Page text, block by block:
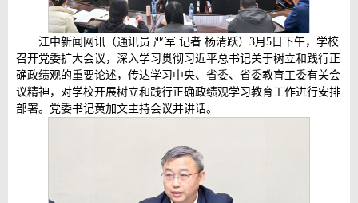
江中新闻网讯（通讯员 严军 记者 杨清跃）3月5日下午，学校
召开党委扩大会议，深入学习贯彻习近平总书记关于树立和践行正
确政绩观的重要论述，传达学习中央、省委、省委教育工委有关会
议精神，对学校开展树立和践行正确政绩观学习教育工作进行安排
部署。党委书记黄加文主持会议并讲话。